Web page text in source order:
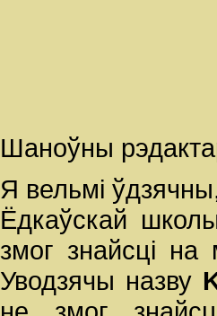
Шаноўны
Я вельмi
Ёдкаўскай
змог знайсцi на
Уводзячы назву